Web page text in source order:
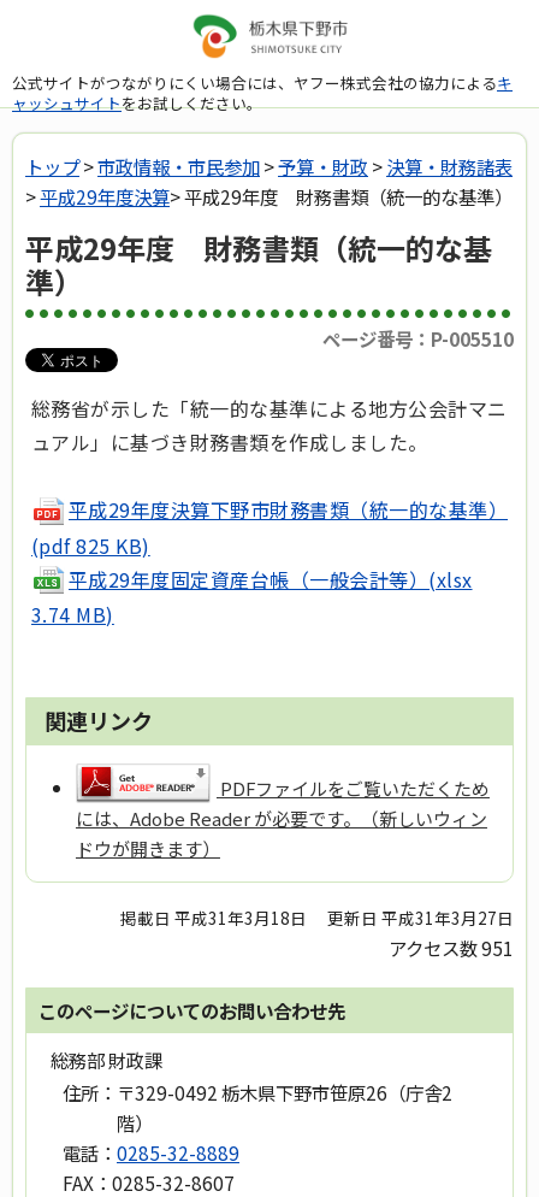
公式サイトがつながりにくい場合には、ヤフー株式会社の協力によるキ
ャッシュサイトをお試しください。
トップ>市政情報・市民参加>予算・財政 >決算・財務諸表
>平成29年度決算> 平成29年度 財務書類（統一的な基準）
平成29年度 財務書類（統一的な基
準）
ページ番号：P-005510
総務省が示した「統一的な基準による地方公会計マニ
ュアル」に基づき財務書類を作成しました。
平成29年度決算下野市財務書類（統一的な基準）
(pdf 825 KB)
平成29年度固定資産台帳（一般会計等）(xlsx
3.74 MB)
関連リンク
PDFファイルをご覧いただくため
には、Adobe Reader が必要です。（新しいウィン
ドウが開きます）
掲載日 平成31年3月18日 更新日 平成31年3月27日
アクセス数951
このページについてのお問い合わせ先
総務部 財政課
住所： 〒329-0492 栃木県下野市笹原26（庁舎2
階）
電話： 0285-32-8889
FAX： 0285-32-8607